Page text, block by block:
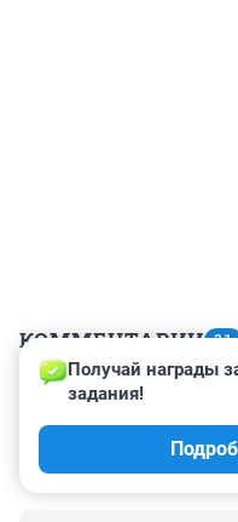
КОММЕНТАРИИ 31
Гость
Потрясающая
Получай награды
задания!